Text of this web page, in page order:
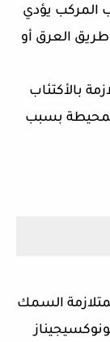
المركب يؤدي
العرق أو
بالأكتئاب
المحيطة بسبب
السمك